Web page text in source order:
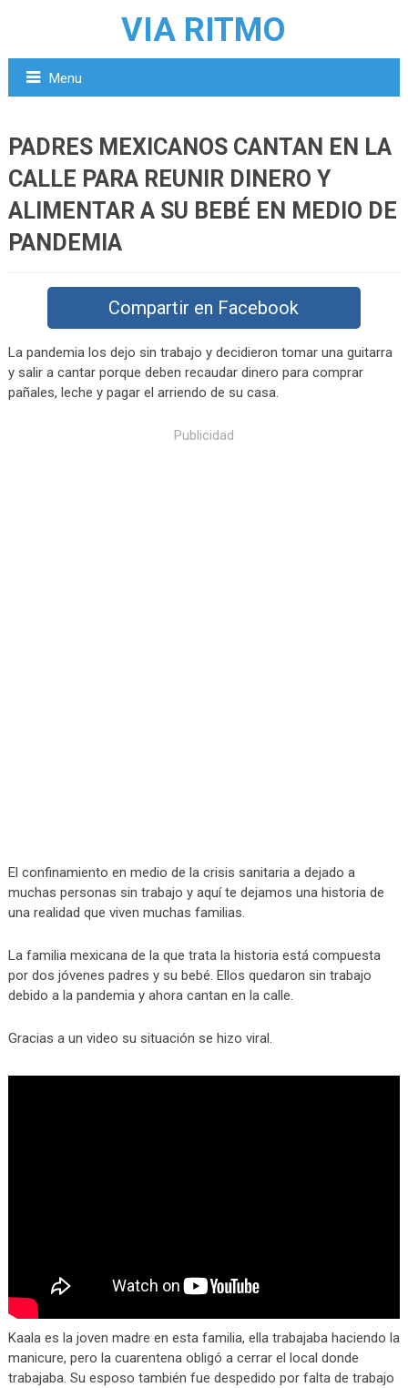
VIA RITMO
Menu
PADRES MEXICANOS CANTAN EN LA
CALLE PARA REUNIR DINERO Y
ALIMENTAR A SU BEBÉ EN MEDIO DE
PANDEMIA
Compartir en Facebook
La pandemia los dejo sin trabajo y decidieron tomar una guitarra
y salir a cantar porque deben recaudar dinero para comprar
pañales, leche y pagar el arriendo de su casa.
Publicidad
El confinamiento en medio de la crisis sanitaria a dejado a
muchas personas sin trabajo y aquí te dejamos una historia de
una realidad que viven muchas familias.
La familia mexicana de la que trata la historia está compuesta
por dos jóvenes padres y su bebé. Ellos quedaron sin trabajo
debido a la pandemia y ahora cantan en la calle.
Gracias a un video su situación se hizo viral.
Kaala es la joven madre en esta familia, ella trabajaba haciendo la
manicure, pero la cuarentena obligó a cerrar el local donde
trabajaba. Su esposo también fue despedido por falta de trabajo